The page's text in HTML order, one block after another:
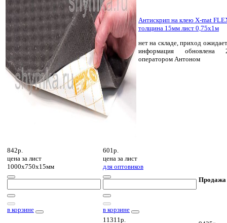
Антискрип на клею X-mat
толщина 15мм лист 0,75х1м
нет на складе, приход
информация обновлена
оператором Антоном
842р.
цена за лист
1000х750х15мм
в корзине
601р.
цена за лист
для оптовиков
в корзине
Продажа
11311р.